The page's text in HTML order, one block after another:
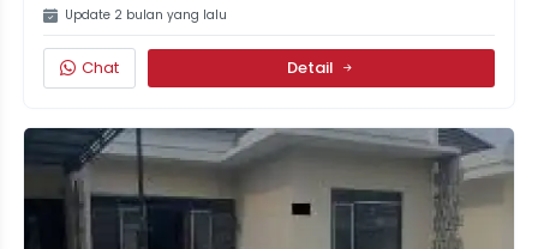
Update 2 bulan yang lalu
Chat Detail